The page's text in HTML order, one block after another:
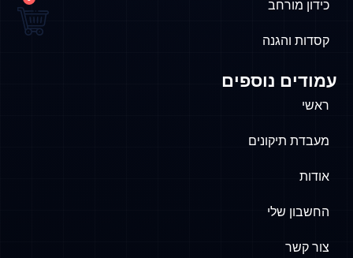
כידון מורחב
קסדות והגנה
עמודים נוספים
ראשי
מעבדת תיקונים
אודות
החשבון שלי
צור קשר